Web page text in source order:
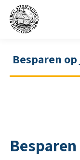
Besparen